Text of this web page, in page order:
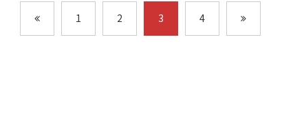
1 2 3 4